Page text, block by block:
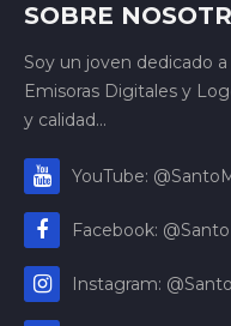
SOBRE
Soy un joven dedicado
Emisoras Digitales y
y calidad...
YouTube:
Facebook:
Instagram: